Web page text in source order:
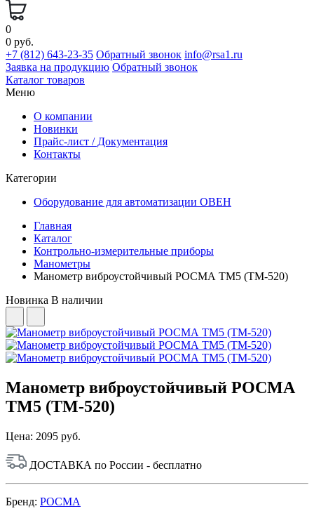
0
0 руб.
+7 (812) 643-23-35 Обратный звонок info@rsa1.ru
Заявка на продукцию Обратный звонок
Каталог товаров
Меню
О компании
Новинки
Прайс-лист / Документация
Контакты
Категории
Оборудование для автоматизации ОВЕН
Главная
Каталог
Контрольно-измерительные приборы
Манометры
Манометр виб­ро­ус­той­чи­вый РОСМА ТМ5 (ТМ-520)
Новинка В наличии
Манометр виб­ро­ус­той­чи­вый РОСМА
ТМ5 (ТМ-520)
Цена: 2095 руб.
ДОСТАВКА по России - бесплатно
Бренд: РОСМА